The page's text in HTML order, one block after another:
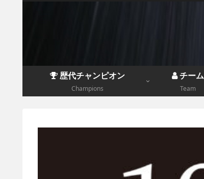
歴代チャンピオン
Champions
チーム
Team